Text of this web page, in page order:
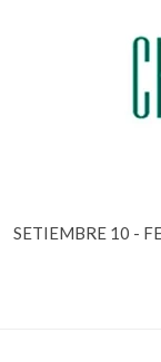
SETIEMBRE 10 -